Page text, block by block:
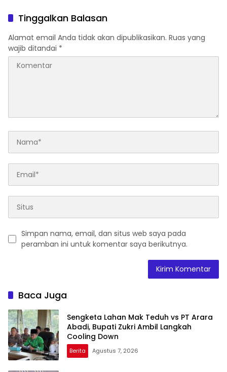
Rakyat Kabupaten Kaur
Tinggalkan Balasan
Alamat email Anda tidak akan dipublikasikan. Ruas yang
wajib ditandai *
Simpan nama, email, dan situs web saya pada
peramban ini untuk komentar saya berikutnya.
Baca Juga
Sengketa Lahan Mak Teduh vs PT Arara
Abadi, Bupati Zukri Ambil Langkah
Cooling Down
Berita Agustus 7, 2026